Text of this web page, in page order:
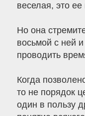
веселая, это
Но она
восьмой с ней
проводить
Когда
то не порядок
один в пользу